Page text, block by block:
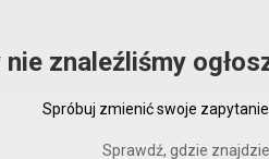
znaleźliśmy
Spróbuj zmienić swoje
Sprawdź, gdzie